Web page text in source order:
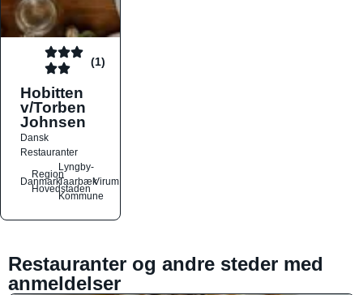
(1)
Hobitten
v/Torben
Johnsen
Dansk
Restauranter
Danmark
Region
Hovedstaden
Lyngby-
Taarbæk
Kommune
Virum
Restauranter og andre steder med
anmeldelser